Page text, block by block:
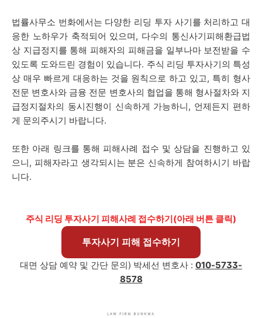
법률사무소 번화에서는 다양한 리딩 투자 사기를 처리하고 대
응한 노하우가 축적되어 있으며, 다수의 통신사기피해환급법
상 지급정지를 통해 피해자의 피해금을 일부나마 보전받을 수
있도록 도와드린 경험이 있습니다. 주식 리딩 투자사기의 특성
상 매우 빠르게 대응하는 것을 원칙으로 하고 있고, 특히 형사
전문 변호사와 금융 전문 변호사의 협업을 통해 형사절차와 지
급정지절차의 동시진행이 신속하게 가능하니, 언제든지 편하
게 문의주시기 바랍니다.
또한 아래 링크를 통해 피해사례 접수 및 상담을 진행하고 있
으니, 피해자라고 생각되시는 분은 신속하게 참여하시기 바랍
니다.
주식 리딩 투자사기 피해사례 접수하기(아래 버튼 클릭)
투자사기 피해 접수하기
대면 상담 예약 및 간단 문의) 박세선 변호사 : 010-5733-
8578